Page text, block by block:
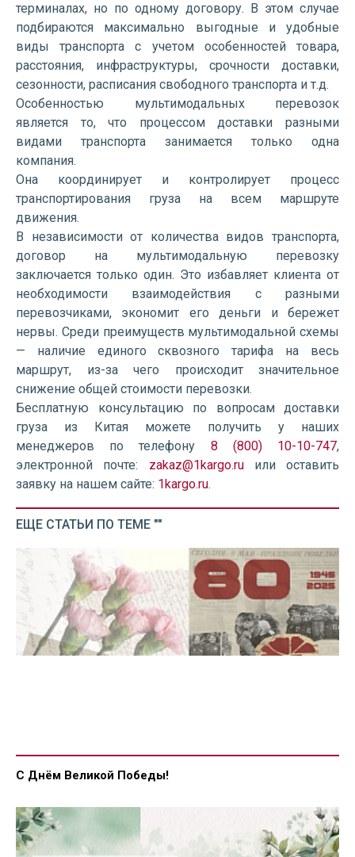
терминалах, но по одному договору. В этом случае
подбираются максимально выгодные и удобные
виды транспорта с учетом особенностей товара,
расстояния, инфраструктуры, срочности доставки,
сезонности, расписания свободного транспорта и т.д.
Особенностью мультимодальных перевозок
является то, что процессом доставки разными
видами транспорта занимается только одна
компания.
Она координирует и контролирует процесс
транспортирования груза на всем маршруте
движения.
В независимости от количества видов транспорта,
договор на мультимодальную перевозку
заключается только один. Это избавляет клиента от
необходимости взаимодействия с разными
перевозчиками, экономит его деньги и бережет
нервы. Среди преимуществ мультимодальной схемы
— наличие единого сквозного тарифа на весь
маршрут, из-за чего происходит значительное
снижение общей стоимости перевозки.
Бесплатную консультацию по вопросам доставки
груза из Китая можете получить у наших
менеджеров по телефону 8 (800) 10-10-747,
электронной почте: zakaz@1kargo.ruили оставить
заявку на нашем сайте: 1kargo.ru.
ЕЩЕ СТАТЬИ ПО ТЕМЕ ""
С Днём Великой Победы!